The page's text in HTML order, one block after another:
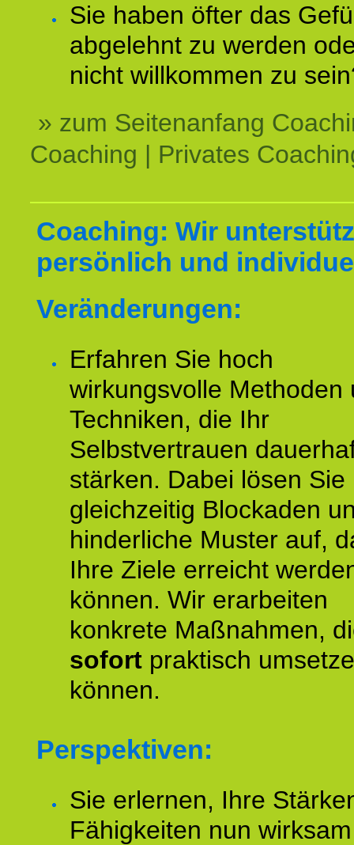
Sie haben öfter das
abgelehnt zu werden
nicht willkommen zu
» zum Seitenanfang
Coaching | Privates
Coaching: Wir
persönlich und
Veränderungen:
Erfahren Sie hoch
wirkungsvolle Methoden
Techniken, die Ihr
Selbstvertrauen
stärken. Dabei lösen Sie
gleichzeitig Blockaden
hinderliche Muster auf,
Ihre Ziele erreicht
können. Wir erarbeiten
konkrete Maßnahmen,
sofort praktisch
können.
Perspektiven:
Sie erlernen, Ihre
Fähigkeiten nun wirksam